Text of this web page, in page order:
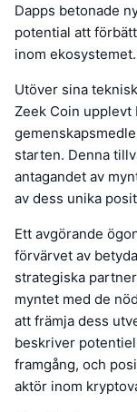
Dapps betonade
potential att
inom ekosystemet.
Utöver sina
Zeek Coin
starten. Denna
antagandet av
av dess unika
Ett avgörande
förvärvet av
strategiska
myntet med de
att främja dess
beskriver
framgång, och
aktör inom